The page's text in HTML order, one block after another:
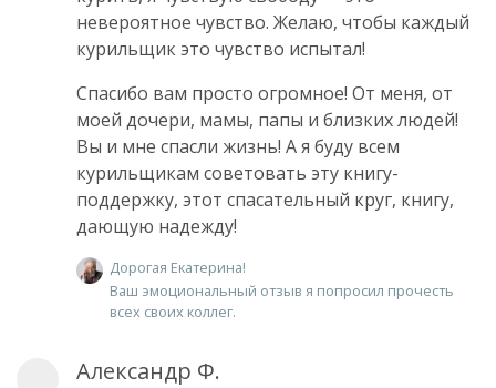
невероятное чувство. Желаю, чтобы каждый
курильщик это чувство испытал!
Спасибо вам просто огромное! От меня, от
моей дочери, мамы, папы и близких людей!
Вы и мне спасли жизнь! А я буду всем
курильщикам советовать эту книгу-
поддержку, этот спасательный круг, книгу,
дающую надежду!
Дорогая Екатерина!
Ваш эмоциональный отзыв я попросил прочесть
всех своих коллег.
Александр Ф.